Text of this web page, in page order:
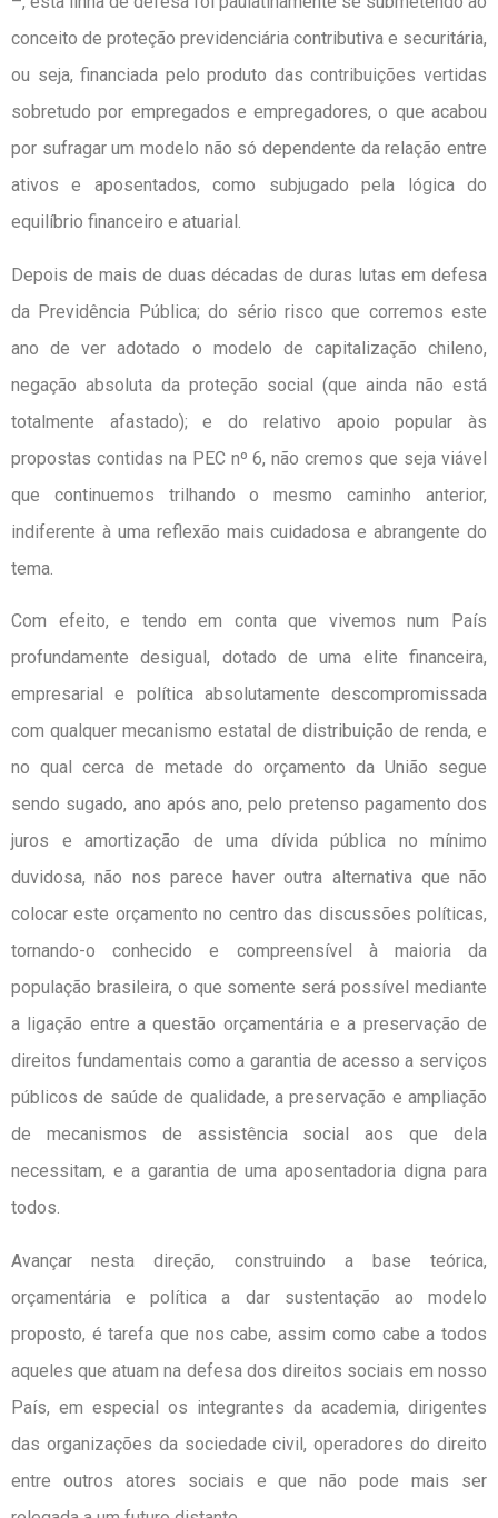
conceito de proteção previdenciária contributiva e securitária,
ou seja, financiada pelo produto das contribuições vertidas
sobretudo por empregados e empregadores, o que acabou
por sufragar um modelo não só dependente da relação entre
ativos e aposentados, como subjugado pela lógica do
equilíbrio financeiro e atuarial.
Depois de mais de duas décadas de duras lutas em defesa
da Previdência Pública; do sério risco que corremos este
ano de ver adotado o modelo de capitalização chileno,
negação absoluta da proteção social (que ainda não está
totalmente afastado); e do relativo apoio popular às
propostas contidas na PEC nº 6, não cremos que seja viável
que continuemos trilhando o mesmo caminho anterior,
indiferente à uma reflexão mais cuidadosa e abrangente do
tema.
Com efeito, e tendo em conta que vivemos num País
profundamente desigual, dotado de uma elite financeira,
empresarial e política absolutamente descompromissada
com qualquer mecanismo estatal de distribuição de renda, e
no qual cerca de metade do orçamento da União segue
sendo sugado, ano após ano, pelo pretenso pagamento dos
juros e amortização de uma dívida pública no mínimo
duvidosa, não nos parece haver outra alternativa que não
colocar este orçamento no centro das discussões políticas,
tornando-o conhecido e compreensível à maioria da
população brasileira, o que somente será possível mediante
a ligação entre a questão orçamentária e a preservação de
direitos fundamentais como a garantia de acesso a serviços
públicos de saúde de qualidade, a preservação e ampliação
de mecanismos de assistência social aos que dela
necessitam, e a garantia de uma aposentadoria digna para
todos.
Avançar nesta direção, construindo a base teórica,
orçamentária e política a dar sustentação ao modelo
proposto, é tarefa que nos cabe, assim como cabe a todos
aqueles que atuam na defesa dos direitos sociais em nosso
País, em especial os integrantes da academia, dirigentes
das organizações da sociedade civil, operadores do direito
entre outros atores sociais e que não pode mais ser